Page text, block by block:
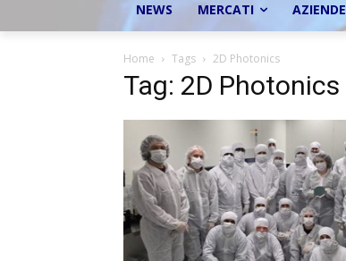
NEWS MERCATI AZIENDE
Home Tags 2D Photonics
Tag: 2D Photonics